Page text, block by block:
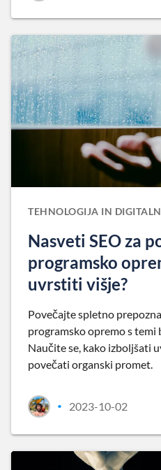
TEHNOLOGIJA IN
Nasveti SEO za
programsko
uvrstiti višje?
Povečajte spletno
programsko opremo s temi
Naučite se, kako izboljšati
povečati organski promet.
• 2023-10-02